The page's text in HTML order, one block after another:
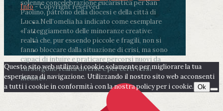
solenne concelebrazione eucaristica per San
Paolino, patrono della diocesi e della città di
Lucca.Nell’omelia ha indicato come esemplare
«l’atteggiamento delle minoranze creative:
realtà che, pur essendo piccole e fragili, non si
fanno bloccare dalla situazione di crisi, ma sono
capaci di intuire e praticare percorsi nuovi da
cui sorgono realtà diverse e per certi versi
inedite».
Info- Copyright reserved
Questo sito web utilizza i cookie solamente per migliorare la tua
esperienza di navigazione. Utilizzando il nostro sito web acconsenti
a tutti i cookie in conformità con la nostra policy per i cookie. Ok